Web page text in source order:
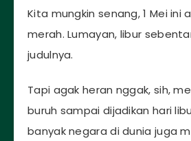
Kita mungkin senang, 1 Mei ini
merah. Lumayan, libur
judulnya.
Tapi agak heran nggak, sih,
buruh sampai dijadikan hari
banyak negara di dunia juga